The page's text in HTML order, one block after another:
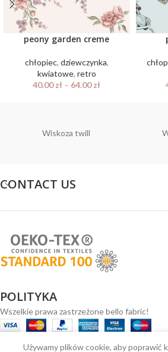
peony garden creme
chłopiec, dziewczynka,
kwiatowe, retro
40.00zł – 64.00zł
Wiskoza twill
CONTACT US
POLITYKA
Wszelkie prawa zastrzeżone bello fabric!
Używamy plików cookie, aby poprawić